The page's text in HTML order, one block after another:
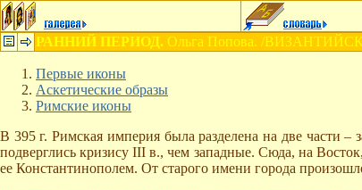
РАННИЙ ПЕРИОД. Ольга Попова. /
Первые иконы
Аскетические образы
Римские иконы
В 395 г. Римская империя была разделена на две части
подверглись кризису III в., чем западные. Сюда, на
ее Константинополем. От старого имени города